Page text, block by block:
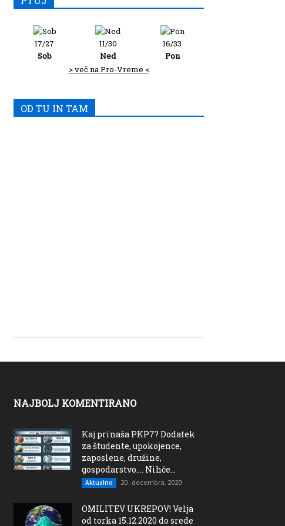
17/27
Sob
11/30
Ned
16/33
Pon
> več na Pro-Vreme <
OD TU IN TAM
NAJBOLJ KOMENTIRANO
Kaj prinaša PKP7? Dodatek
za študente, upokojence,
zaposlene, družine,
gospodarstvo…. Nihče...
Aktualno 20. decembra, 2020
OMILITEV UKREPOV! Velja
od torka 15.12.2020 do srede